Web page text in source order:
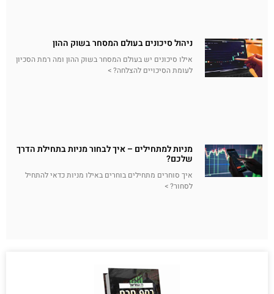
ניהול סיכונים בעולם המסחר בשוק ההון
אילו סיכונים יש בעולם המסחר בשוק ההון ומה רמת הסכיון
לעומת הסיכויים להצלחה? >
מניות למתחילים – איך לבחור מניות בתחילת הדרך
שלכם?
איך סוחרים מתחילים בוחרים באילו מניות כדאי להתחיל
לסחור? >